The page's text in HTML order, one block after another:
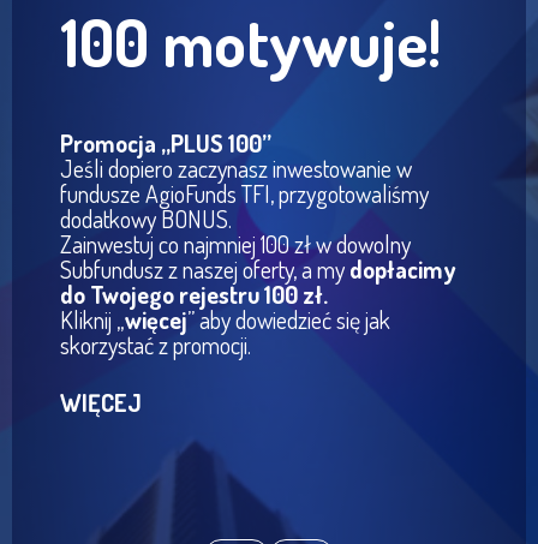
100 motywuje!
Promocja „PLUS 100”
Jeśli dopiero zaczynasz inwestowanie w
fundusze AgioFunds TFI, przygotowaliśmy
dodatkowy BONUS.
Zainwestuj co najmniej 100 zł w dowolny
Subfundusz z naszej oferty, a mydopłacimy
do Twojego rejestru 100 zł.
Kliknij „więcej” aby dowiedzieć się jak
skorzystać z promocji.
WIĘCEJ